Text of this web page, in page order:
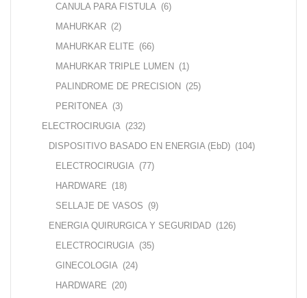
CANULA PARA FISTULA (6)
MAHURKAR (2)
MAHURKAR ELITE (66)
MAHURKAR TRIPLE LUMEN (1)
PALINDROME DE PRECISION (25)
PERITONEA (3)
ELECTROCIRUGIA (232)
DISPOSITIVO BASADO EN ENERGIA (EbD) (104)
ELECTROCIRUGIA (77)
HARDWARE (18)
SELLAJE DE VASOS (9)
ENERGIA QUIRURGICA Y SEGURIDAD (126)
ELECTROCIRUGIA (35)
GINECOLOGIA (24)
HARDWARE (20)